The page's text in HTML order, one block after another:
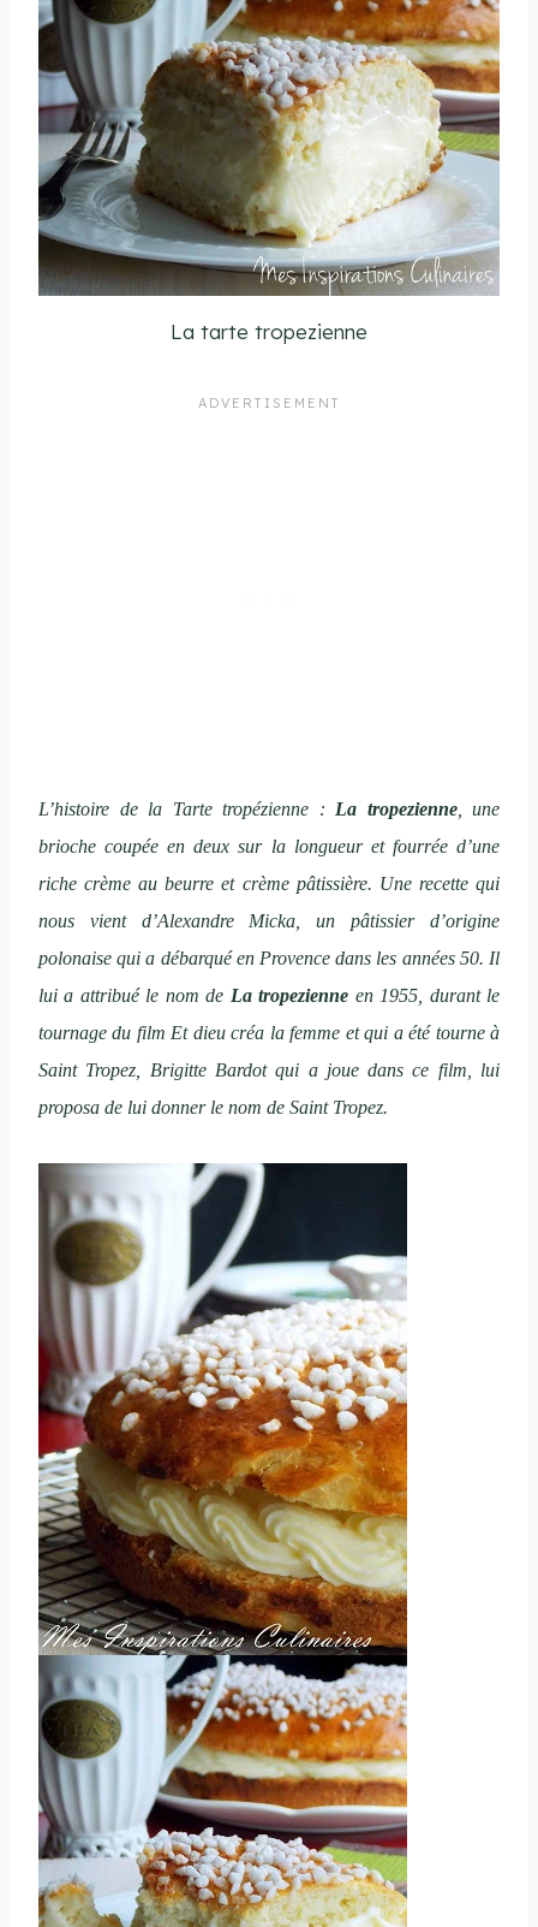
La tarte tropezienne
L’histoire de la Tarte tropézienne : La tropezienne, une
brioche coupée en deux sur la longueur et fourrée d’une
riche crème au beurre et crème pâtissière. Une recette qui
nous vient d’Alexandre Micka, un pâtissier d’origine
polonaise qui a débarqué en Provence dans les années 50. Il
lui a attribué le nom de La tropezienne en 1955, durant le
tournage du film Et dieu créa la femme et qui a été tourne à
Saint Tropez, Brigitte Bardot qui a joue dans ce film, lui
proposa de lui donner le nom de Saint Tropez.